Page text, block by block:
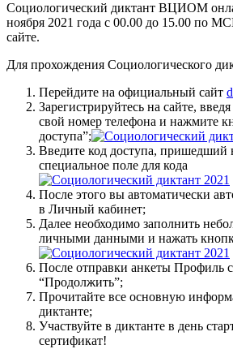
Социологический диктант ВЦИОМ
ноября 2021 года с 00.00 до 15.00 по
сайте.
Для прохождения Социологического
Перейдите на официальный сайт
Зарегистрируйтесь на сайте,
свой номер телефона и нажмите
доступа”;
Введите код доступа, пришедший
специальное поле для кода
После этого вы автоматически
в Личный кабинет;
Далее необходимо заполнить
личными данными и нажать
После отправки анкеты Профиль
“Продолжить”;
Прочитайте все основную
диктанте;
Участвуйте в диктанте в день
сертификат!